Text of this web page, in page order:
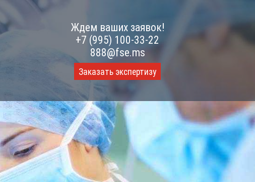
Ждем ваших заявок!
+7 (995) 100-33-22
888@fse.ms
Заказать экспертизу